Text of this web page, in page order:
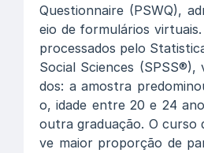
Questionnaire (PSWQ),
eio de formulários
processados pelo
Social Sciences (SPSS®),
dos: a amostra
o, idade entre 20 e 24
outra graduação. O curso
ve maior proporção de